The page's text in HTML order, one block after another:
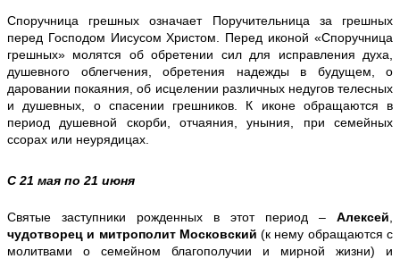
Споручница грешных означает Поручительница за грешных
перед Господом Иисусом Христом. Перед иконой «Споручница
грешных» молятся об обретении сил для исправления духа,
душевного облегчения, обретения надежды в будущем, о
даровании покаяния, об исцелении различных недугов телесных
и душевных, о спасении грешников. К иконе обращаются в
период душевной скорби, отчаяния, уныния, при семейных
ссорах или неурядицах.
С 21 мая по 21 июня
Святые заступники рожденных в этот период – Алексей
чудотворец и митрополит Московский (к нему обращаются с
молитвами о семейном благополучии и мирной жизни) и